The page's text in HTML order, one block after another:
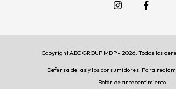
Copyright ABG GROUP MDP - 2026. Todos los
Defensa de las y los consumidores. Para
Botón de arrepentimiento